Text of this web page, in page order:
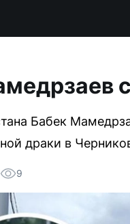
Бабек
драки в
9